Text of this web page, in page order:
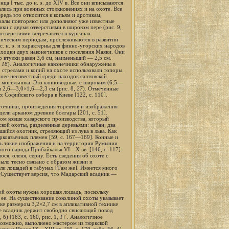
I тыс. до н. э. до XIV в. Все они вписываются
при военных столкновениях и на охоте. Все
это относится к копьям и дротикам,
повторяют или дополняют уже известные
с двумя отверстиями в широком пере (рис. 9,
встречаются в курганах
периодам, прослеживаются в развитии
н. э. и характерны для финно-угорских народов
двух наконечников с поселения Маяки. Они
втулки равен 3,6 см, наименьший — 2,5 см.
18). Аналогичные наконечники обнаружены в
и копий на охоте использовали топоры.
неизвестный среди находок салтовской
Это клиновидные, с широким (6,5—
2,6—3,0×1,6—2,3 см (рис. 8, 27). Отмеченные
собора в Киеве [122, с. 110].
произведения торевтов и изображения
арканом древние болгары [201, с. 51].
ковше хазарского производства, который
охоты, разделенные деревьями: кабан; два
охотник, стреляющий из лука в льва. Как
племен [59, с. 167—169]. Конные и
такие изображения и на территории Румынии
народа Прибайкалья VI—X вв. [146, с. 117].
оленя, серну. Есть сведения об охоте с
тесно связано с образом жизни и
лошадей в табунах [Там же]. Имеется много
версия, что Мадарский всадник —
охоты нужна хорошая лошадь, поскольку
На существование соколиной охоты указывает
размером 3,2×2,7 см в апликативной технике
держит свободно свисающий повод
б) [183, с. 160, рис. 1,
1]2. Аналогичное
выполнено мастером из тюркской